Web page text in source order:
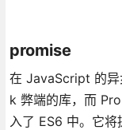
promise
在 JavaScript 的异
k 弊端的库，而
入了 ES6 中。它将